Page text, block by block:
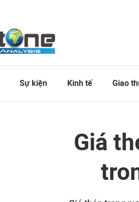
Sự kiện Kinh tế Giao
Giá